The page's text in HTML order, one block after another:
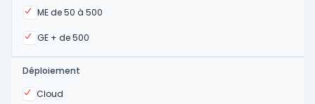
ME de 50 à 500
Oui
GE + de 500
Oui
Déploiement
Cloud
Oui